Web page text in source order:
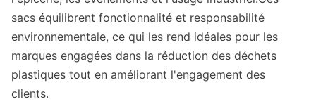
sacs équilibrent fonctionnalité et responsabilité
environnementale, ce qui les rend idéales pour les
marques engagées dans la réduction des déchets
plastiques tout en améliorant l'engagement des
clients.